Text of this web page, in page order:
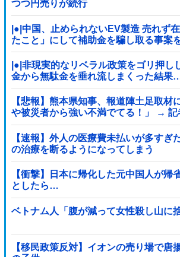
つつ円売りが続行
|●|中国、止められないEV製造 売れず
たこと」にして補助金を騙し取る事案
|●|非現実的なリベラル政策をゴリ押し
金から無駄金を垂れ流しまくった結
【悲報】熊本県知事、報道陣土足取材
や被災者から強い不満でてる！」 → 記
→ 知事、怒り通り越して呆れてしまう
【速報】外人の医療費未払いが多すぎ
の治療を断るようになってしまう
【衝撃】日本に帰化した元中国人が帰
としたら…
ベトナム人「腹が減って女性殺し山に
【移民政策反対】イオンの売り場で唐